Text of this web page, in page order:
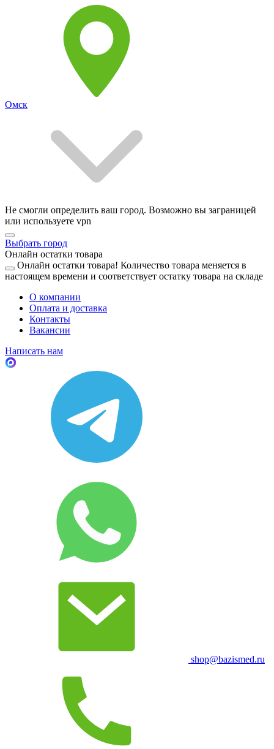
Омск
Не смогли определить ваш город. Возможно вы заграницей
или используете vpn
Выбрать город
Онлайн остатки товара
Онлайн остатки товара! Количество товара меняется в
настоящем времени и соответствует остатку товара на складе
О компании
Оплата и доставка
Контакты
Вакансии
Написать нам
shop@bazismed.ru